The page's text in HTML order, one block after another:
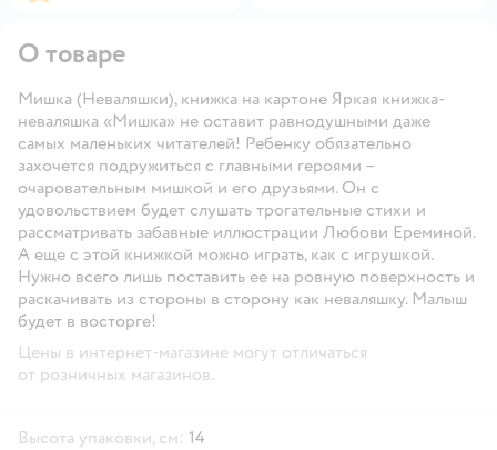
О товаре
Мишка (Неваляшки), книжка на картоне Яркая книжка-
неваляшка «Мишка» не оставит равнодушными даже
самых маленьких читателей! Ребенку обязательно
захочется подружиться с главными героями –
очаровательным мишкой и его друзьями. Он с
удовольствием будет слушать трогательные стихи и
рассматривать забавные иллюстрации Любови Ереминой.
А еще с этой книжкой можно играть, как с игрушкой.
Нужно всего лишь поставить ее на ровную поверхность и
раскачивать из стороны в сторону как неваляшку. Малыш
будет в восторге!
Цены в интернет-магазине могут отличаться
от розничных магазинов.
Высота упаковки, см: 14